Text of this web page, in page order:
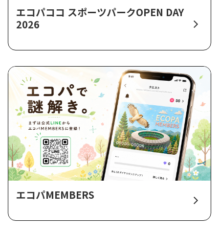
エコパココ スポーツパークOPEN DAY
2026
エコパMEMBERS